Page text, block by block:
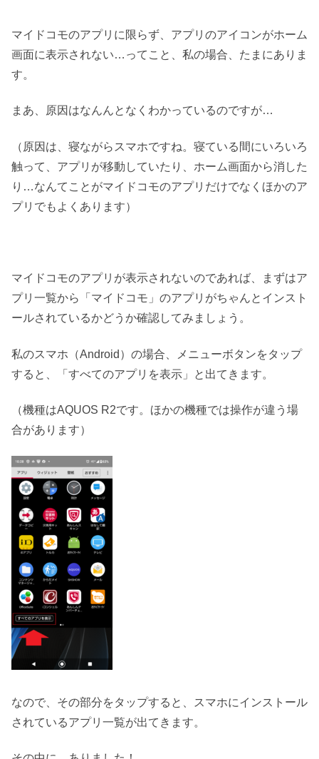
マイドコモのアプリに限らず、アプリのアイコンがホーム
画面に表示されない…ってこと、私の場合、たまにありま
す。
まあ、原因はなんんとなくわかっているのですが…
（原因は、寝ながらスマホですね。寝ている間にいろいろ
触って、アプリが移動していたり、ホーム画面から消した
り…なんてことがマイドコモのアプリだけでなくほかのア
プリでもよくあります）
マイドコモのアプリが表示されないのであれば、まずはア
プリ一覧から「マイドコモ」のアプリがちゃんとインスト
ールされているかどうか確認してみましょう。
私のスマホ（Android）の場合、メニューボタンをタップ
すると、「すべてのアプリを表示」と出てきます。
（機種はAQUOS R2です。ほかの機種では操作が違う場
合があります）
なので、その部分をタップすると、スマホにインストール
されているアプリ一覧が出てきます。